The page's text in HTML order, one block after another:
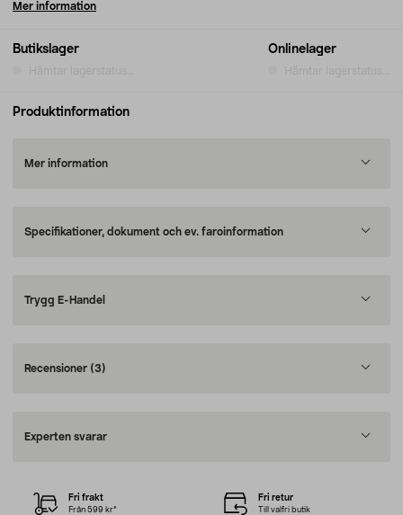
Butikslager Onlinelager
Mer information
Produktinformation
Mer information
Specifikationer, dokument och ev. faroinformation
Trygg E-Handel
Recensioner (3)
Experten svarar
Fri frakt
Från 599 kr*
Fri retur
Till valfri butik